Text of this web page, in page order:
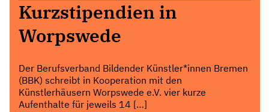
Kurzstipendien in
Worpswede
Der Berufsverband Bildender Künstler*innen Bremen
(BBK) schreibt in Kooperation mit den
Künstlerhäusern Worpswede e.V. vier kurze
Aufenthalte für jeweils 14 […]